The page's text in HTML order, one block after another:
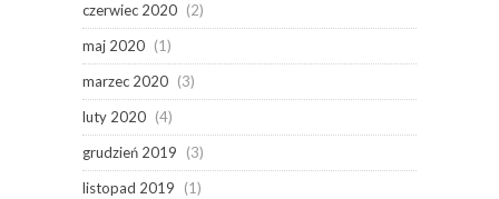
czerwiec 2020 (2)
maj 2020 (1)
marzec 2020 (3)
luty 2020 (4)
grudzień 2019
(3)
listopad 2019
(1)